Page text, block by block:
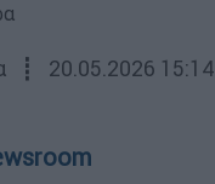
┋ 20.05.2026 15:14